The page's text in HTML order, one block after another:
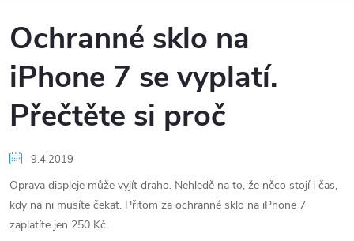
Ochranné sklo na
iPhone 7 se vyplatí.
Přečtěte si proč
9.4.2019
Oprava displeje může vyjít draho. Nehledě na to, že něco stojí i čas,
kdy na ni musíte čekat. Přitom za ochranné sklo na iPhone 7
zaplatíte jen 250 Kč.